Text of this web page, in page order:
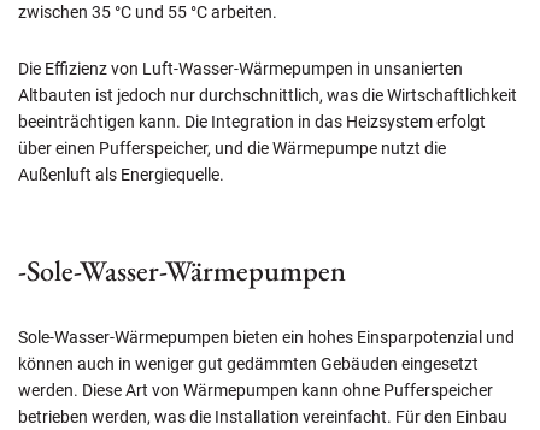
zwischen 35 °C und 55 °C arbeiten.
Die Effizienz von Luft-Wasser-Wärmepumpen in unsanierten
Altbauten ist jedoch nur durchschnittlich, was die Wirtschaftlichkeit
beeinträchtigen kann. Die Integration in das Heizsystem erfolgt
über einen Pufferspeicher, und die Wärmepumpe nutzt die
Außenluft als Energiequelle.
-Sole-Wasser-Wärmepumpen
Sole-Wasser-Wärmepumpen bieten ein hohes Einsparpotenzial und
können auch in weniger gut gedämmten Gebäuden eingesetzt
werden. Diese Art von Wärmepumpen kann ohne Pufferspeicher
betrieben werden, was die Installation vereinfacht. Für den Einbau